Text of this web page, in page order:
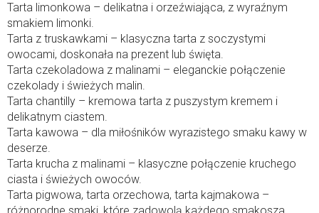
Tarta limonkowa – delikatna i orzeźwiająca, z wyraźnym
smakiem limonki.
Tarta z truskawkami – klasyczna tarta z soczystymi
owocami, doskonała na prezent lub święta.
Tarta czekoladowa z malinami – eleganckie połączenie
czekolady i świeżych malin.
Tarta chantilly – kremowa tarta z puszystym kremem i
delikatnym ciastem.
Tarta kawowa – dla miłośników wyrazistego smaku kawy w
deserze.
Tarta krucha z malinami – klasyczne połączenie kruchego
ciasta i świeżych owoców.
Tarta pigwowa, tarta orzechowa, tarta kajmakowa –